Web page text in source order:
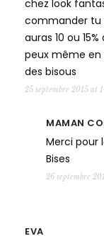
chez look
commander tu
auras 10 ou
peux même
des bisous
25 septembre 2015 at
MAMAN
Merci pour
Bises
26 septembre
EVA